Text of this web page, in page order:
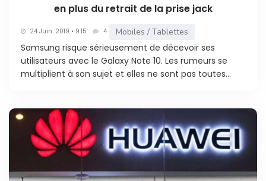
en plus du retrait de la prise jack
24 Juin. 2019 • 9:15 4 Mobiles / Tablettes
Samsung risque sérieusement de décevoir ses
utilisateurs avec le Galaxy Note 10. Les rumeurs se
multiplient à son sujet et elles ne sont pas toutes...